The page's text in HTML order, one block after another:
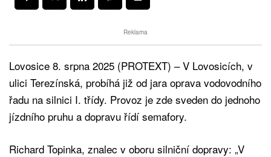
Reklama
Lovosice 8. srpna 2025 (PROTEXT) – V Lovosicích, v
ulici Terezínská, probíhá již od jara oprava vodovodního
řadu na silnici I. třídy. Provoz je zde sveden do jednoho
jízdního pruhu a dopravu řídí semafory.
Richard Topinka, znalec v oboru silniční dopravy: „V